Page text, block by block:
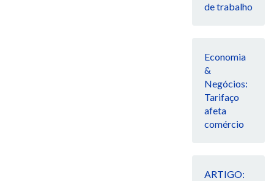
de trabalho
Economia
&
Negócios:
Tarifaço
afeta
comércio
ARTIGO: